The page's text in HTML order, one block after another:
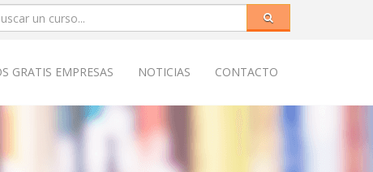
GRATIS EMPRESAS NOTICIAS CONTACTO